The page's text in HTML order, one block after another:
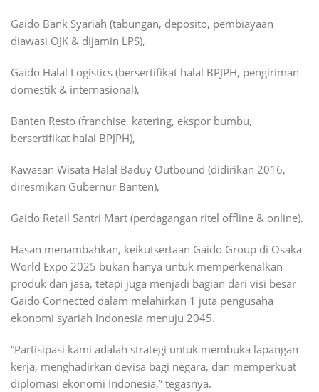
Gaido Bank Syariah (tabungan, deposito, pembiayaan
diawasi OJK & dijamin LPS),
Gaido Halal Logistics (bersertifikat halal BPJPH, pengiriman
domestik & internasional),
Banten Resto (franchise, katering, ekspor bumbu,
bersertifikat halal BPJPH),
Kawasan Wisata Halal Baduy Outbound (didirikan 2016,
diresmikan Gubernur Banten),
Gaido Retail Santri Mart (perdagangan ritel offline & online).
Hasan menambahkan, keikutsertaan Gaido Group di Osaka
World Expo 2025 bukan hanya untuk memperkenalkan
produk dan jasa, tetapi juga menjadi bagian dari visi besar
Gaido Connected dalam melahirkan 1 juta pengusaha
ekonomi syariah Indonesia menuju 2045.
“Partisipasi kami adalah strategi untuk membuka lapangan
kerja, menghadirkan devisa bagi negara, dan memperkuat
diplomasi ekonomi Indonesia,” tegasnya.